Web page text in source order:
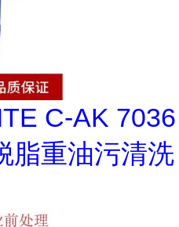
C-AK 7036
脂重油污清洗